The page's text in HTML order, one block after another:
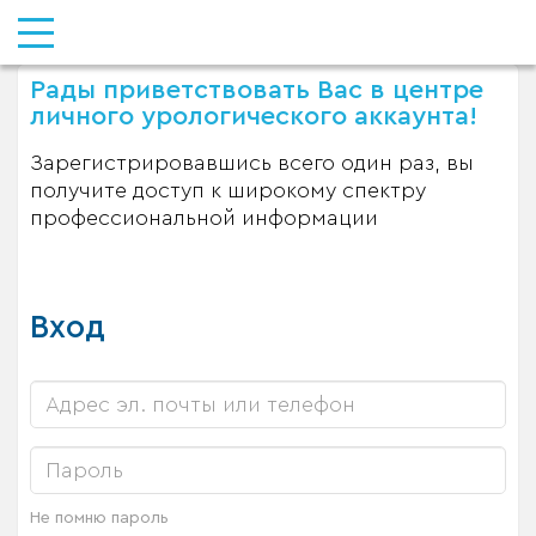
Рады приветствовать Вас в центре
личного урологического аккаунта!
Зарегистрировавшись всего один раз, вы
получите доступ к широкому спектру
профессиональной информации
Вход
Не помню пароль